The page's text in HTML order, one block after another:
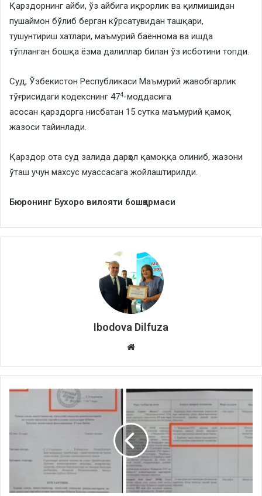
Қарздорнинг айби, ўз айбига иқрорлик ва қилмишидан
пушаймон бўлиб берган кўрсатувидан ташқари,
тушунтириш хатлари, маъмурий баённома ва ишда
тўпланган бошқа ёзма далиллар билан ўз исботини топди.
Суд, Ўзбекистон Республикаси Маъмурий жавобгарлик
тўғрисидаги кодекснинг 474-моддасига
асосан қарздорга нисбатан 15 сутка маъмурий қамоқ
жазоси тайинлади.
Қарздор ота суд залида дарҳол қамоққа олиниб, жазони
ўташ учун махсус муассасага жойлаштирилди.
Бюронинг Бухоро вилояти бошқармаси
Ibodova Dilfuza
Website